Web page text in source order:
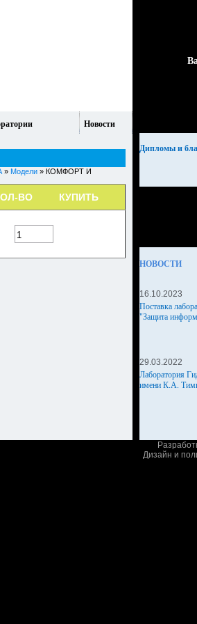
Новости
» Модели » КОМФОРТ И
ВО КУПИТЬ
Дипломы и
НОВОСТИ
16.10.2023
Поставка
"Защита
29.03.2022
Лаборатория
имени К.А.
Дизайн и